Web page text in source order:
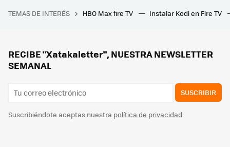
"Ha ganado la guerra de los MMO". Un streamer ha rechazado 5.000 dólares de Blizzard para hablar de WoW y así no parar de jugar a su juego favorito
TEMAS DE INTERÉS HBO Max fire TV Instalar Kodi en Fire TV
RECIBE "Xatakaletter", NUESTRA NEWSLETTER
SEMANAL
SUSCRIBIR
Suscribiéndote aceptas nuestra política de privacidad